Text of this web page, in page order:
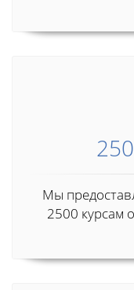
Мы
2500 курсам